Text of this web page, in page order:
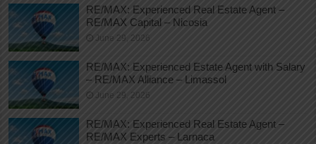
RE/MAX: Experienced Real Estate Agent –
RE/MAX Capital – Nicosia
June 29, 2026
RE/MAX: Experienced Estate Agent with Salary
– RE/MAX Alliance – Limassol
June 29, 2026
RE/MAX: Experienced Real Estate Agent –
RE/MAX Experts – Larnaca